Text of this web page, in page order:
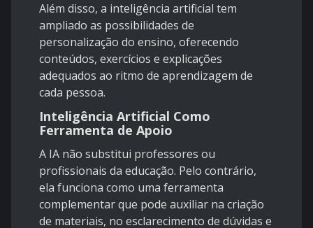
Além disso, a inteligência artificial tem
ampliado as possibilidades de
personalização do ensino, oferecendo
conteúdos, exercícios e explicações
adequados ao ritmo de aprendizagem de
cada pessoa.
Inteligência Artificial Como
Ferramenta de Apoio
A IA não substitui professores ou
profissionais da educação. Pelo contrário,
ela funciona como uma ferramenta
complementar que pode auxiliar na criação
de materiais, no esclarecimento de dúvidas e